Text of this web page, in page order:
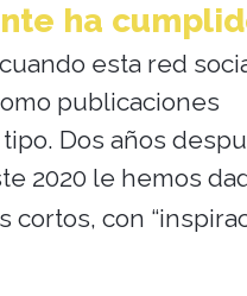
ha
esta red
publicaciones
Dos años
2020 le hemos
cortos, con